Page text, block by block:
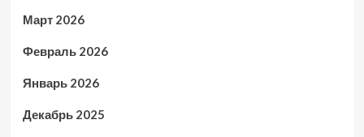
Март 2026
Февраль 2026
Январь 2026
Декабрь 2025